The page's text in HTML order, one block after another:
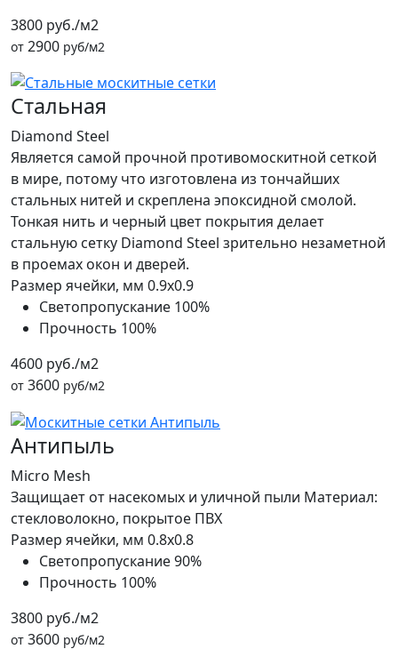
3800 руб./м2
от 2900 руб/м2
Стальная
Diamond Steel
Является самой прочной противомоскитной сеткой
в мире, потому что изготовлена из тончайших
стальных нитей и скреплена эпоксидной смолой.
Тонкая нить и черный цвет покрытия делает
стальную сетку Diamond Steel зрительно незаметной
в проемах окон и дверей.
Размер ячейки, мм 0.9x0.9
Светопропускание 100%
Прочность 100%
4600 руб./м2
от 3600 руб/м2
Антипыль
Micro Mesh
Защищает от насекомых и уличной пыли Материал:
стекловолокно, покрытое ПВХ
Размер ячейки, мм 0.8x0.8
Светопропускание90%
Прочность 100%
3800 руб./м2
от 3600 руб/м2